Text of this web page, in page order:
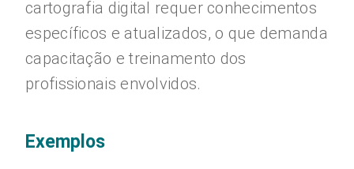
cartografia digital requer conhecimentos
específicos e atualizados, o que demanda
capacitação e treinamento dos
profissionais envolvidos.
Exemplos